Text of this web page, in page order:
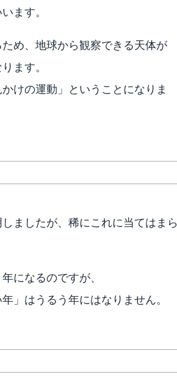
ます。
め、地球から観察できる天体が
ます。
けの運動」ということになりま
ましたが、稀にこれに当てはまら
になるのですが、
」はうるう年にはなりません。